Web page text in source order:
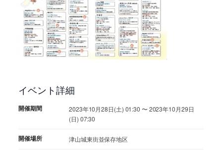
イベント詳細
開催期間
2023年10月28日(土) 01:30 〜 2023年10月29日
(日) 07:30
開催場所 津山城東街並保存地区